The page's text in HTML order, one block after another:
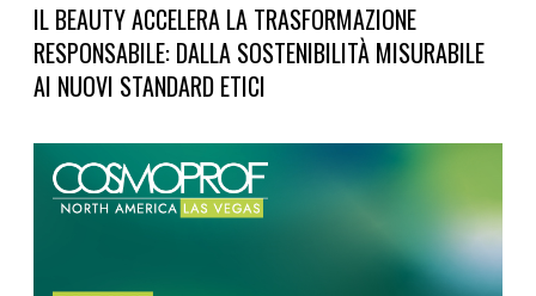
IL BEAUTY ACCELERA LA TRASFORMAZIONE
RESPONSABILE: DALLA SOSTENIBILITÀ MISURABILE
AI NUOVI STANDARD ETICI